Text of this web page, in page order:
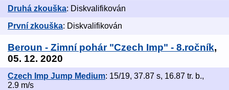
Druhá zkouška: Diskvalifikován
První zkouška: Diskvalifikován
Beroun - Zimní pohár "Czech Imp" - 8.ročník,
05. 12. 2020
Czech Imp Jump Medium: 15/19, 37.87 s, 16.87 tr. b.,
2.9 m/s